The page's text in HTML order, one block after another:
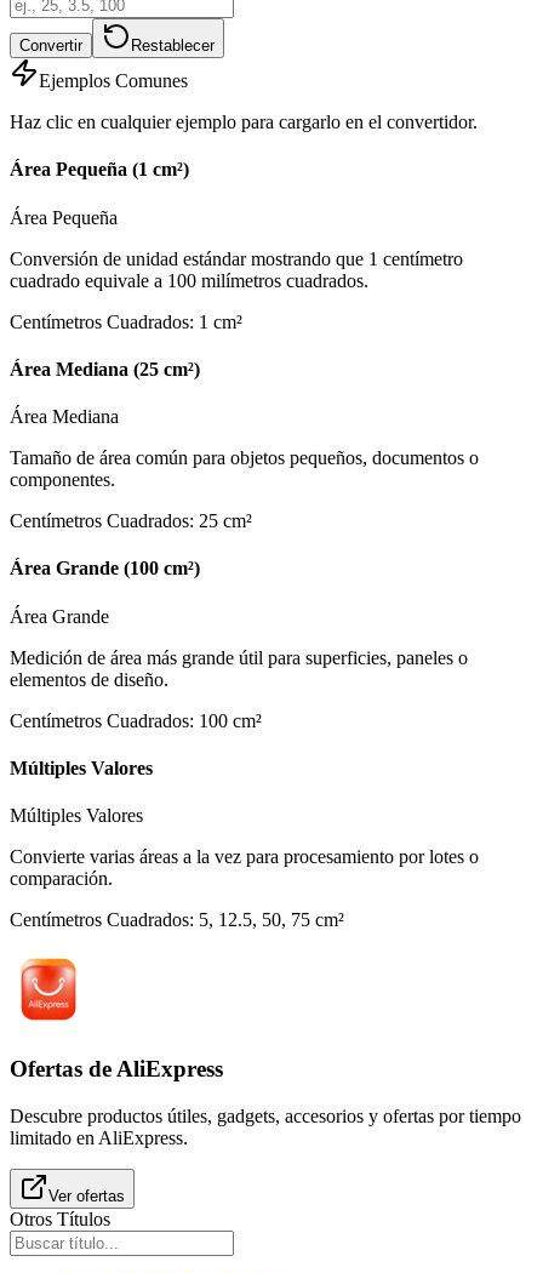
Convertir Restablecer
Ejemplos Comunes
Haz clic en cualquier ejemplo para cargarlo en el convertidor.
Área Pequeña (1 cm²)
Área Pequeña
Conversión de unidad estándar mostrando que 1 centímetro
cuadrado equivale a 100 milímetros cuadrados.
Centímetros Cuadrados: 1 cm²
Área Mediana (25 cm²)
Área Mediana
Tamaño de área común para objetos pequeños, documentos o
componentes.
Centímetros Cuadrados: 25 cm²
Área Grande (100 cm²)
Área Grande
Medición de área más grande útil para superficies, paneles o
elementos de diseño.
Centímetros Cuadrados: 100 cm²
Múltiples Valores
Múltiples Valores
Convierte varias áreas a la vez para procesamiento por lotes o
comparación.
Centímetros Cuadrados: 5, 12.5, 50, 75 cm²
Ofertas de AliExpress
Descubre productos útiles, gadgets, accesorios y ofertas por tiempo
limitado en AliExpress.
Ver ofertas
Otros Títulos